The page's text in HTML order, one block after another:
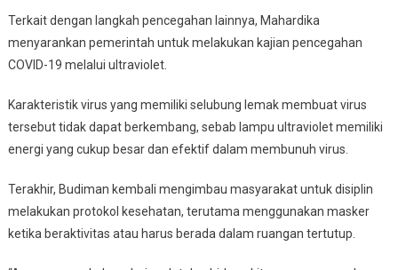
Terkait dengan langkah pencegahan lainnya, Mahardika
menyarankan pemerintah untuk melakukan kajian pencegahan
COVID-19 melalui ultraviolet.
Karakteristik virus yang memiliki selubung lemak membuat virus
tersebut tidak dapat berkembang, sebab lampu ultraviolet memiliki
energi yang cukup besar dan efektif dalam membunuh virus.
Terakhir, Budiman kembali mengimbau masyarakat untuk disiplin
melakukan protokol kesehatan, terutama menggunakan masker
ketika beraktivitas atau harus berada dalam ruangan tertutup.